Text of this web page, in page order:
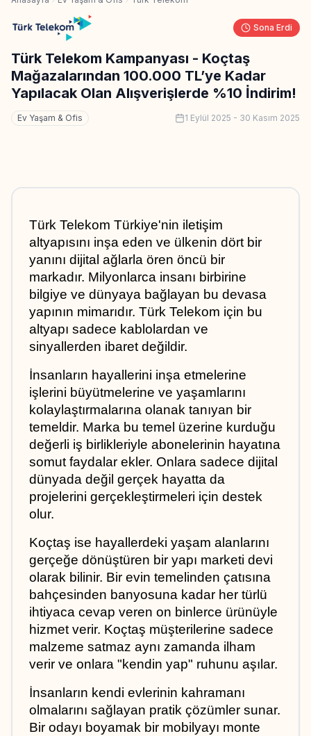
Sona Erdi
Türk Telekom Kampanyası - ​​​​​​​​​​​​​​Koçtaş
Mağazalarından 100.000 TL’ye Kadar
Yapılacak Olan Alışverişlerde %10 İndirim!
Ev Yaşam & Ofis 1 Eylül 2025 - 30 Kasım 2025
Türk Telekom Türkiye'nin iletişim
altyapısını inşa eden ve ülkenin dört bir
yanını dijital ağlarla ören öncü bir
markadır. Milyonlarca insanı birbirine
bilgiye ve dünyaya bağlayan bu devasa
yapının mimarıdır. Türk Telekom için bu
altyapı sadece kablolardan ve
sinyallerden ibaret değildir.
İnsanların hayallerini inşa etmelerine
işlerini büyütmelerine ve yaşamlarını
kolaylaştırmalarına olanak tanıyan bir
temeldir. Marka bu temel üzerine kurduğu
değerli iş birlikleriyle abonelerinin hayatına
somut faydalar ekler. Onlara sadece dijital
dünyada değil gerçek hayatta da
projelerini gerçekleştirmeleri için destek
olur.
Koçtaş ise hayallerdeki yaşam alanlarını
gerçeğe dönüştüren bir yapı marketi devi
olarak bilinir. Bir evin temelinden çatısına
bahçesinden banyosuna kadar her türlü
ihtiyaca cevap veren on binlerce ürünüyle
hizmet verir. Koçtaş müşterilerine sadece
malzeme satmaz aynı zamanda ilham
verir ve onlara "kendin yap" ruhunu aşılar.
İnsanların kendi evlerinin kahramanı
olmalarını sağlayan pratik çözümler sunar.
Bir odayı boyamak bir mobilyayı monte